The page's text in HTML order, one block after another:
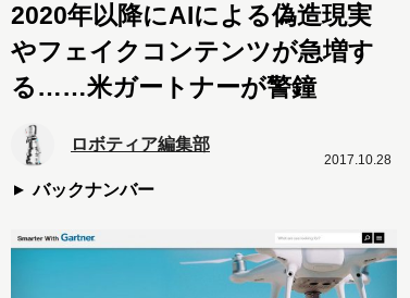
2020年以降にAIによる偽造現実
やフェイクコンテンツが急増す
る……米ガートナーが警鐘
ロボティア編集部
バックナンバー
2017.10.28